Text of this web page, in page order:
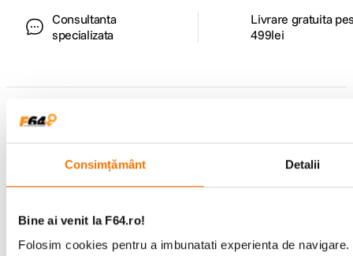
Consimțământ Detalii
Bine ai venit la F64.ro!
Folosim cookies pentru a imbunatati experienta de
Consultanta
specializata
Livrare gratuita
499lei
Comenzi si livrare
F64 Studio